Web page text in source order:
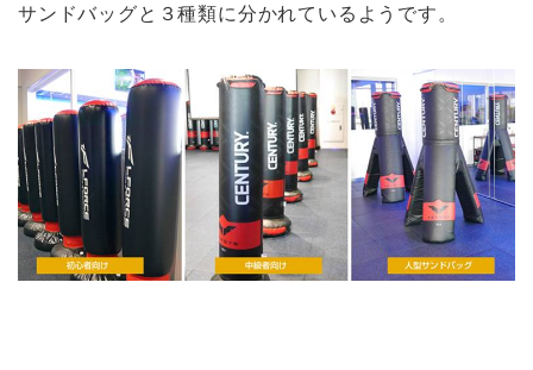
サンドバッグと３種類に分かれているようです。